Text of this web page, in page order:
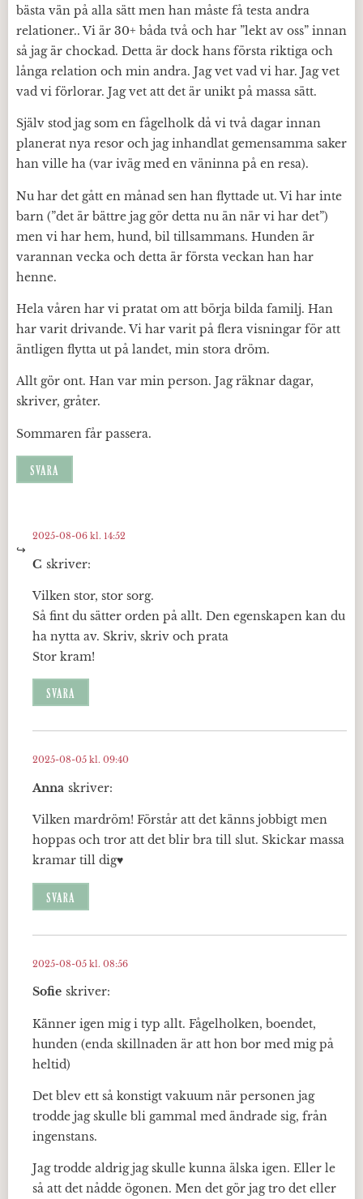
bästa vän på alla sätt men han måste få testa andra
relationer.. Vi är 30+ båda två och har ”lekt av oss” innan
så jag är chockad. Detta är dock hans första riktiga och
långa relation och min andra. Jag vet vad vi har. Jag vet
vad vi förlorar. Jag vet att det är unikt på massa sätt.
Själv stod jag som en fågelholk då vi två dagar innan
planerat nya resor och jag inhandlat gemensamma saker
han ville ha (var iväg med en väninna på en resa).
Nu har det gått en månad sen han flyttade ut. Vi har inte
barn (”det är bättre jag gör detta nu än när vi har det”)
men vi har hem, hund, bil tillsammans. Hunden är
varannan vecka och detta är första veckan han har
henne.
Hela våren har vi pratat om att börja bilda familj. Han
har varit drivande. Vi har varit på flera visningar för att
äntligen flytta ut på landet, min stora dröm.
Allt gör ont. Han var min person. Jag räknar dagar,
skriver, gråter.
Sommaren får passera.
SVARA
C skriver:
2025-08-06 kl. 14:52
Vilken stor, stor sorg.
Så fint du sätter orden på allt. Den egenskapen kan du
ha nytta av. Skriv, skriv och prata
Stor kram!
SVARA
Anna skriver:
2025-08-05 kl. 09:40
Vilken mardröm! Förstår att det känns jobbigt men
hoppas och tror att det blir bra till slut. Skickar massa
kramar till dig♥️
SVARA
Sofie skriver:
2025-08-05 kl. 08:56
Känner igen mig i typ allt. Fågelholken, boendet,
hunden (enda skillnaden är att hon bor med mig på
heltid)
Det blev ett så konstigt vakuum när personen jag
trodde jag skulle bli gammal med ändrade sig, från
ingenstans.
Jag trodde aldrig jag skulle kunna älska igen. Eller le
så att det nådde ögonen. Men det gör jag tro det eller